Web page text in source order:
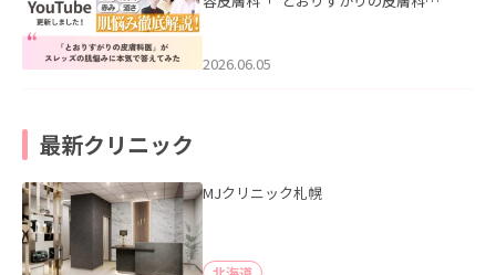
2026.06.05
最新クリニック
MJクリニック札幌